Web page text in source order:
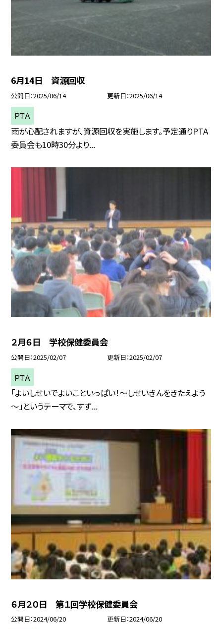
6月14日 資源回収
公開日 2025/06/14 更新日 2025/06/14
ＰＴＡ
雨が心配されますが、資源回収を実施します。予定通りPTA
委員会も10時30分より...
２月６日 学校保健委員会
公開日 2025/02/07 更新日 2025/02/07
ＰＴＡ
「よいしせいでよいこといっぱい！～しせいきんをきたえよう
～」というテーマで、すず...
６月２０日 第１回学校保健委員会
公開日 2024/06/20 更新日 2024/06/20